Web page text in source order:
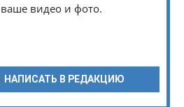
видео и фото.
НАПИСАТЬ В РЕДАКЦИЮ